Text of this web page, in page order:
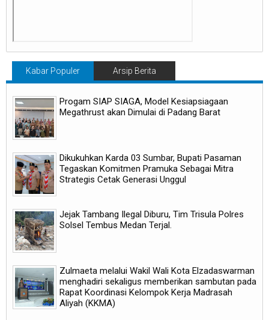
Kabar Populer Arsip Berita
Progam SIAP SIAGA, Model Kesiapsiagaan
Megathrust akan Dimulai di Padang Barat
Dikukuhkan Karda 03 Sumbar, Bupati Pasaman
Tegaskan Komitmen Pramuka Sebagai Mitra
Strategis Cetak Generasi Unggul
Jejak Tambang Ilegal Diburu, Tim Trisula Polres
Solsel Tembus Medan Terjal.
Zulmaeta melalui Wakil Wali Kota Elzadaswarman
menghadiri sekaligus memberikan sambutan pada
Rapat Koordinasi Kelompok Kerja Madrasah
Aliyah (KKMA)